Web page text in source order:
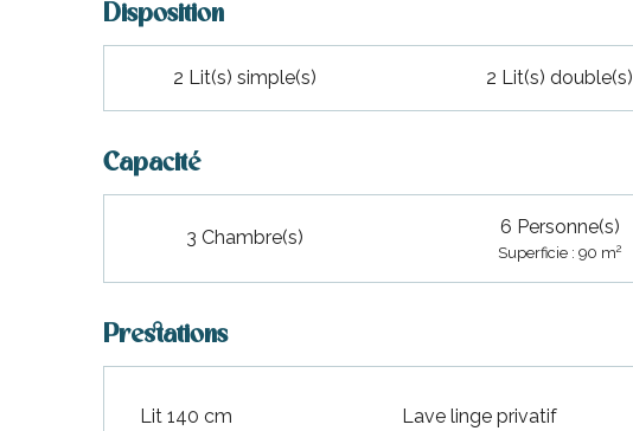
Disposition
2 Lit(s) simple(s) 2 Lit(s) double(s)
Capacité
3 Chambre(s) 6 Personne(s)
Superficie : 90 m2
Prestations
Lit 140 cm Lave linge privatif